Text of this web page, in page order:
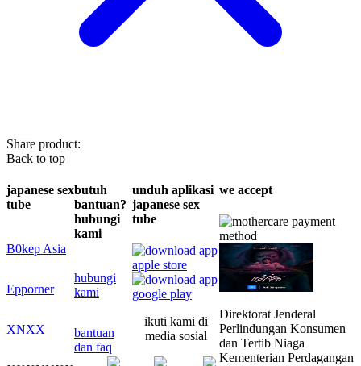
Share product:
Back to top
japanese sex
tube
B0kep Asia
Epporner
XNXX
butuh
bantuan?
hubungi
kami
hubungi
kami
bantuan
dan faq
unduh aplikasi
japanese sex
tube
ikuti kami di
media sosial
we accept
Direktorat Jenderal
Perlindungan Konsumen
dan Tertib Niaga
Kementerian Perdagangan